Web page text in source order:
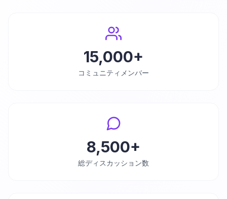
15,000+
コミュニティメンバー
8,500+
総ディスカッション数